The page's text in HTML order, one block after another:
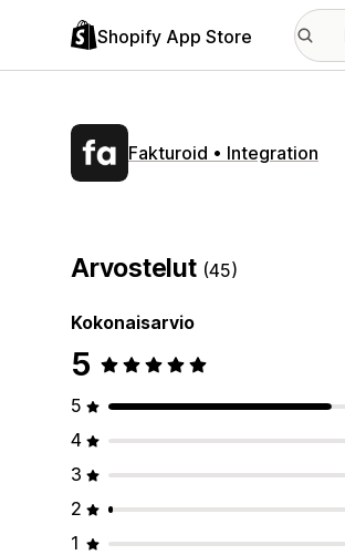
Shopify App Store
Fakturoid • Integration
Arvostelut (45)
Kokonaisarvio
5
5
4
3
2
1